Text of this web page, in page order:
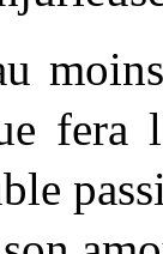
fera